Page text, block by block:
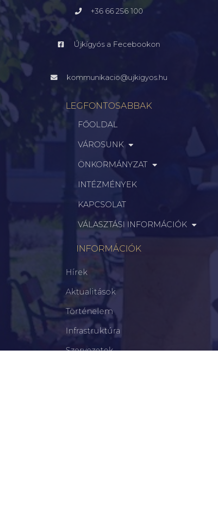
+36 66 256 100
Újkígyós a Fecebookon
kommunikacio@ujkigyos.hu
LEGFONTOSABBAK
FŐOLDAL
VÁROSUNK
ÖNKORMÁNYZAT
INTÉZMÉNYEK
KAPCSOLAT
VÁLASZTÁSI INFORMÁCIÓK
INFORMÁCIÓK
Hírek
Aktualitások
Történelem
Infrastruktúra
Szervezetek